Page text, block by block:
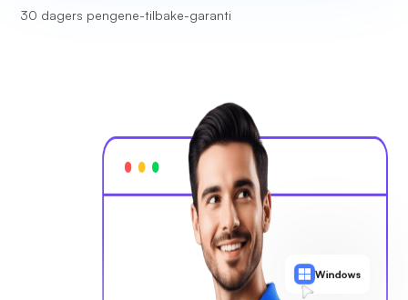
30 dagers pengene-tilbake-garanti
Windows